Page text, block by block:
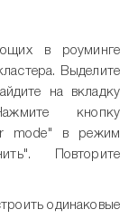
в роуминге
Выделите
на вкладку
кнопку
mode" в режим
Повторите
одинаковые